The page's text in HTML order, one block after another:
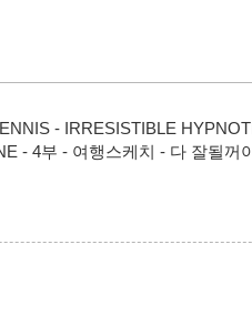
- IRRESISTIBLE
- 4부 - 여행스케치 - 다 잘될꺼